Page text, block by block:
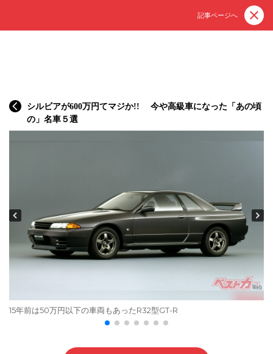
記事ページへ
シルビアが600万円てマジか!! 今や高級車になった「あの頃
の」名車５選
15年前は50万円以下の車両もあったR32型GT-R